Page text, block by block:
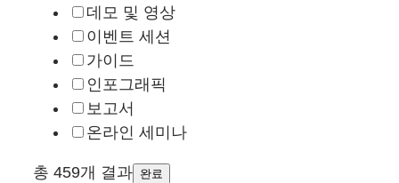
데모 및 영상
이벤트 세션
가이드
인포그래픽
보고서
온라인 세미나
총 459개 결과 완료